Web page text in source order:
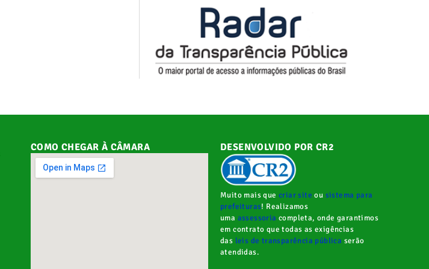
COMO CHEGAR À CÂMARA DESENVOLVIDO POR CR2
Muito mais quecriar site ou sistema para
prefeituras! Realizamos
uma assessoria completa, onde garantimos
em contrato que todas as exigências
das leis de transparência pública serão
atendidas.